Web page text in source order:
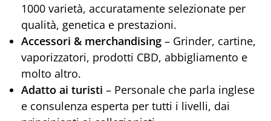
1000 varietà, accuratamente selezionate per
qualità, genetica e prestazioni.
Accessori & merchandising – Grinder, cartine,
vaporizzatori, prodotti CBD, abbigliamento e
molto altro.
Adatto ai turisti – Personale che parla inglese
e consulenza esperta per tutti i livelli, dai